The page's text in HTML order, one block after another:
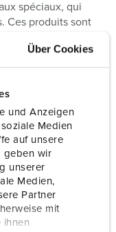
Über Cookies
und Anzeigen
Medien
auf unsere
geben wir
unserer
Medien,
Partner
mit
ihnen
spéciaux, qui
Ces produits sont
appareillages et